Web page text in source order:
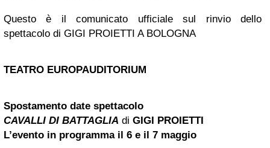
Questo è il comunicato ufficiale sul rinvio dello
spettacolo di GIGI PROIETTI A BOLOGNA
TEATRO EUROPAUDITORIUM
Spostamento date spettacolo
CAVALLI DI BATTAGLIA di GIGI PROIETTI
L’evento in programma il 6 e il 7 maggio